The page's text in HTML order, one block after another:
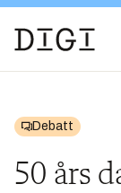
Debatt
50 års